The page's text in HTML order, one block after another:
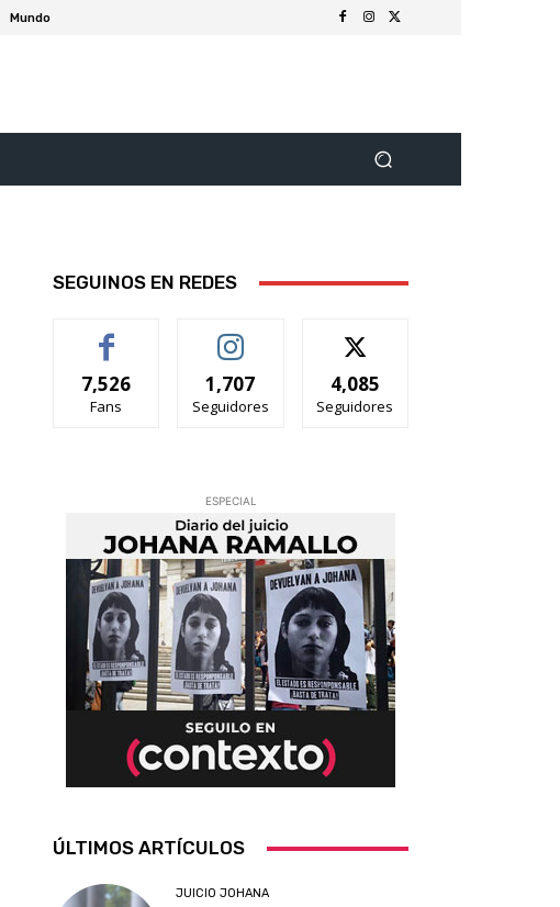
Mundo
SEGUINOS EN REDES
7,526
Fans
1,707
Seguidores
4,085
Seguidores
ESPECIAL
ÚLTIMOS ARTÍCULOS
JUICIO JOHANA